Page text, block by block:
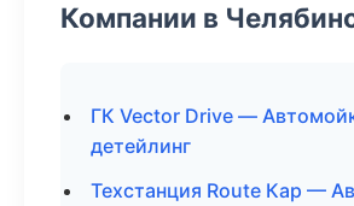
Компании в
ГК Vector Drive —
детейлинг
Техстанция Route Кар —